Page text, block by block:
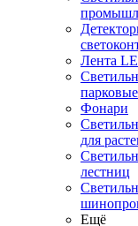
Лента
Фонари
для
лестниц
Ещё